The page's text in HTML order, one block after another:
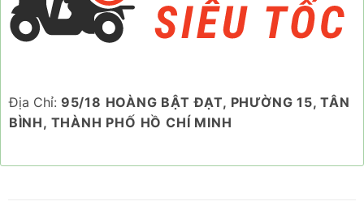
Địa Chỉ: 95/18 HOÀNG BẬT ĐẠT, PHƯỜNG 15, TÂN
BÌNH, THÀNH PHỐ HỒ CHÍ MINH